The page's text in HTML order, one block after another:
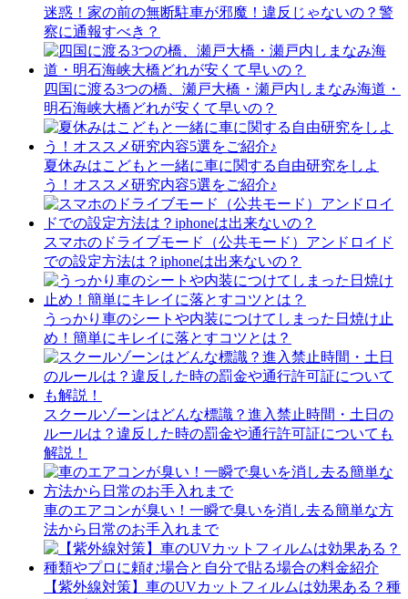
迷惑！家の前の無断駐車が邪魔！違反じゃないの？警
察に通報すべき？
四国に渡る3つの橋、瀬戸大橋・瀬戸内しまなみ海道・
明石海峡大橋どれが安くて早いの？
夏休みはこどもと一緒に車に関する自由研究をしよ
う！オススメ研究内容5選をご紹介♪
スマホのドライブモード（公共モード）アンドロイド
での設定方法は？iphoneは出来ないの？
うっかり車のシートや内装につけてしまった日焼け止
め！簡単にキレイに落とすコツとは？
スクールゾーンはどんな標識？進入禁止時間・土日の
ルールは？違反した時の罰金や通行許可証についても
解説！
車のエアコンが臭い！一瞬で臭いを消し去る簡単な方
法から日常のお手入れまで
【紫外線対策】車のUVカットフィルムは効果ある？種